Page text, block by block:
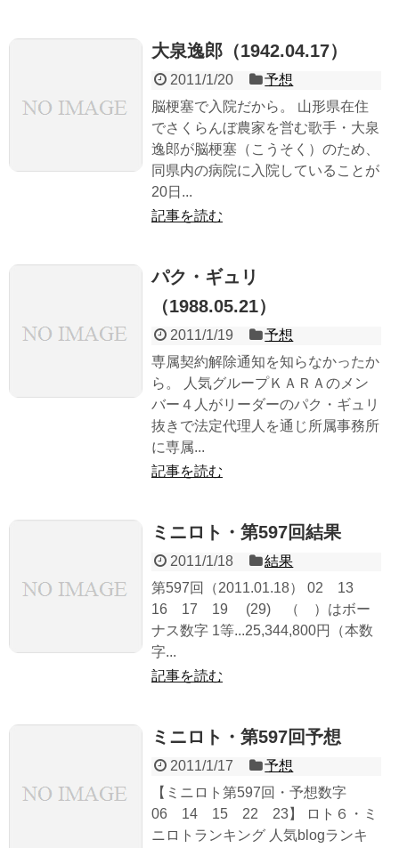
大泉逸郎（1942.04.17）
2011/1/20
予想
脳梗塞で入院だから。 山形県在住
でさくらんぼ農家を営む歌手・大泉
逸郎が脳梗塞（こうそく）のため、
同県内の病院に入院していることが
20日...
記事を読む
パク・ギュリ
（1988.05.21）
2011/1/19
予想
専属契約解除通知を知らなかったか
ら。 人気グループＫＡＲＡのメン
バー４人がリーダーのパク・ギュリ
抜きで法定代理人を通じ所属事務所
に専属...
記事を読む
ミニロト・第597回結果
2011/1/18
結果
第597回（2011.01.18） 02 13
16 17 19 (29) （ ）はボー
ナス数字 1等...25,344,800円（本数
字...
記事を読む
ミニロト・第597回予想
2011/1/17
予想
【ミニロト第597回・予想数字
06 14 15 22 23】 ロト６・ミ
ニロトランキング 人気blogランキ